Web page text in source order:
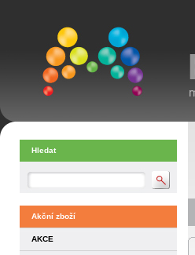
Hledat
Akční zboží
AKCE